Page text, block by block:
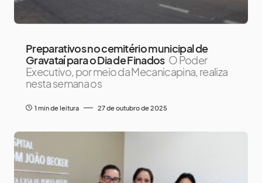
Preparativos no cemitério municipal de
Gravataí para o Dia de Finados O Poder
Executivo, por meio da Mecanicapina, realiza
nesta semana os
1 min de leitura 27 de outubro de 2025